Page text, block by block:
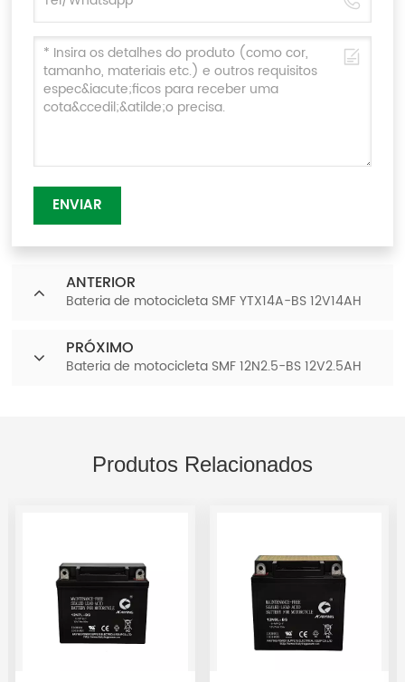
ENVIAR
ANTERIOR
Bateria de motocicleta SMF YTX14A-BS 12V14AH
PRÓXIMO
Bateria de motocicleta SMF 12N2.5-BS 12V2.5AH
Produtos Relacionados